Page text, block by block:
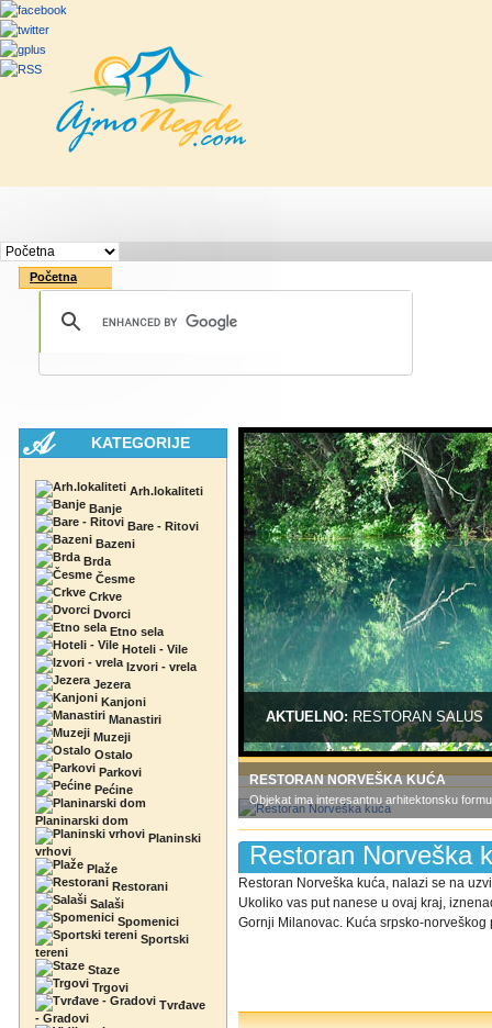
Početna
KATEGORIJE
Arh.lokaliteti
Banje
Bare - Ritovi
Bazeni
Brda
Česme
Crkve
Dvorci
Etno sela
Hoteli - Vile
Izvori - vrela
Jezera
Kanjoni
Manastiri
Muzeji
Ostalo
Parkovi
Pećine
Planinarski dom
Planinski
vrhovi
Plaže
Restorani
Salaši
Spomenici
Sportski
tereni
Staze
Trgovi
Tvrđave
- Gradovi
AKTUELNO:RESTORAN SALUS
RESTORAN NORVEŠKA KUĆA
Objekat ima interesantnu arhitektonsku
Restoran Norveška
Restoran Norveška kuća, nalazi se na
Ukoliko vas put nanese u ovaj kraj,
Gornji Milanovac. Kuća srpsko-norveškog